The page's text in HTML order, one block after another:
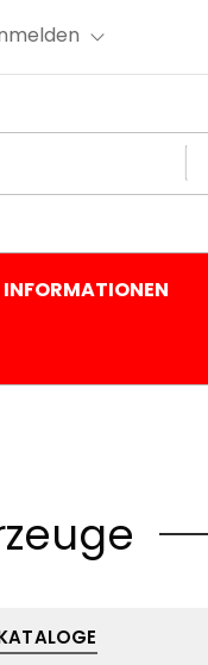
INFORMATIONEN